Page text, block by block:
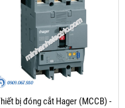
bị đóng cắt Hager (MCCB) -